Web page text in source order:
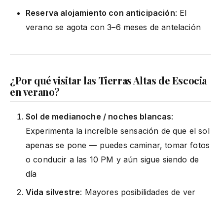
Reserva alojamiento con anticipación: El
verano se agota con 3–6 meses de antelación
¿Por qué visitar las Tierras Altas de Escocia
en verano?
Sol de medianoche / noches blancas:
Experimenta la increíble sensación de que el sol
apenas se pone — puedes caminar, tomar fotos
o conducir a las 10 PM y aún sigue siendo de
día
Vida silvestre: Mayores posibilidades de ver